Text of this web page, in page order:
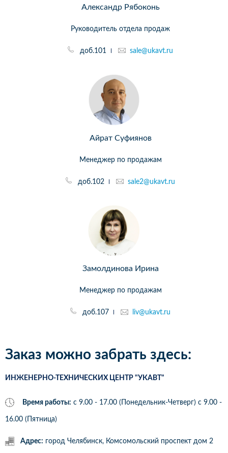
Александр Рябоконь
Руководитель отдела продаж
доб.101 sale@ukavt.ru
Айрат Суфиянов
Менеджер по продажам
доб.102 sale2@ukavt.ru
Замолдинова Ирина
Менеджер по продажам
доб.107 liv@ukavt.ru
Заказ можно забрать здесь:
ИНЖЕНЕРНО-ТЕХНИЧЕСКИХ ЦЕНТР "УКАВТ"
Время работы: с 9.00 - 17.00 (Понедельник-Четверг) c 9.00 -
16.00 (Пятница)
Адрес: город Челябинск, Комсомольский проспект дом 2